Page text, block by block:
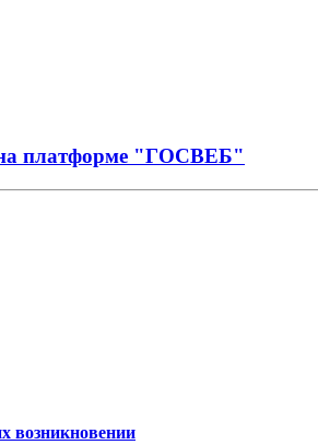
платформе "ГОСВЕБ"
возникновении